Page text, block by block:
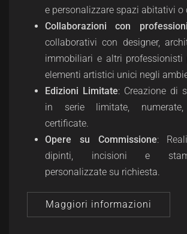
e personalizzare spazi abitativi o
Collaborazioni con
collaborativi con designer,
immobiliari e altri professionisti
elementi artistici unici negli
Edizioni Limitate: Creazione di
in serie limitate,
certificate.
Opere su Commissione:
dipinti, incisioni e
personalizzate su richiesta.
Maggiori informazioni